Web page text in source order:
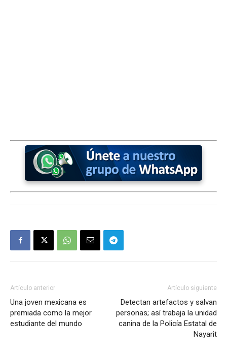
Artículo anterior
Una joven mexicana es
premiada como la mejor
estudiante del mundo
Artículo siguiente
Detectan artefactos y salvan
personas; así trabaja la unidad
canina de la Policía Estatal de
Nayarit